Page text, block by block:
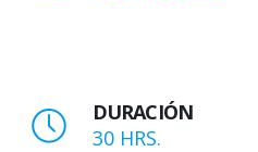
DURACIÓN
30 HRS.